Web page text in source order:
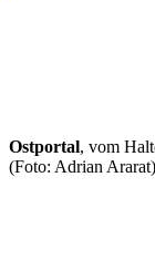
Ostportal, vom
(Foto: Adrian Ararat)